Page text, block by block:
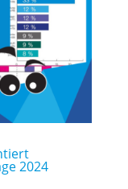
2024